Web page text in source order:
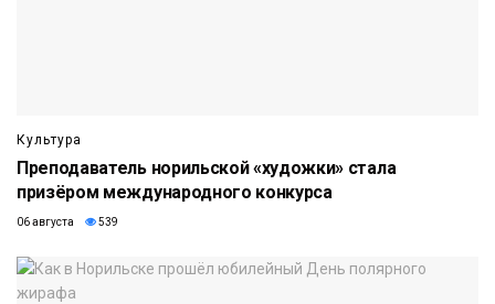
Культура
Преподаватель норильской «художки» стала
призёром международного конкурса
06 августа 539